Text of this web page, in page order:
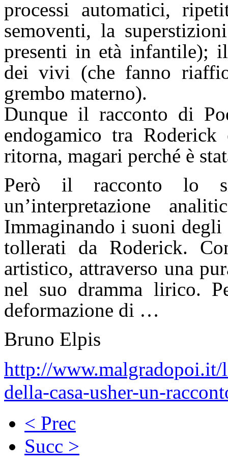
processi automatici,
semoventi, la
presenti in età infantile);
dei vivi (che fanno
grembo materno).
Dunque il racconto di
endogamico tra
ritorna, magari perché è
Però il racconto lo
un’interpretazione
Immaginando i suoni
tollerati da Roderick.
artistico, attraverso una
nel suo dramma lirico.
deformazione di …
Bruno Elpis
http://www.malgradopoi.it/
della-casa-usher-un-
< Prec
Succ >